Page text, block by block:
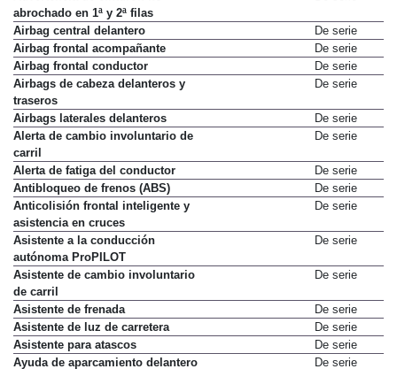
Advertencia de cinturón no
abrochado en 1ª y 2ª filas
Airbag central delantero
De serie
Airbag frontal acompañante
De serie
Airbag frontal conductor
De serie
Airbags de cabeza delanteros y
traseros
Airbags laterales delanteros
De serie
Alerta de cambio involuntario de
carril
Alerta de fatiga del conductor
De serie
Antibloqueo de frenos (ABS)
De serie
Anticolisión frontal inteligente y
asistencia en cruces
Asistente a la conducción
autónoma ProPILOT
Asistente de cambio involuntario
de carril
Asistente de frenada
De serie
Asistente de luz de carretera
De serie
Asistente para atascos
De serie